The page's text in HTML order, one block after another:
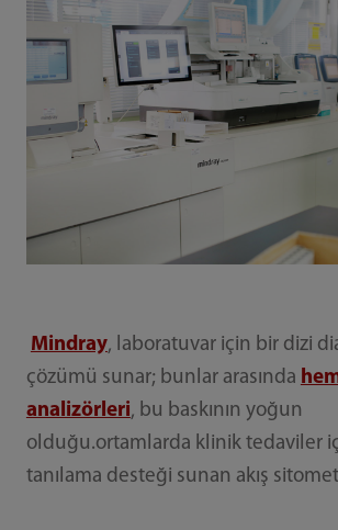
Mindray, laboratuvar için bir dizi
çözümü sunar; bunlar arasında
analizörleri, bu baskının yoğun
olduğu.ortamlarda klinik tedaviler
tanılama desteği sunan akış